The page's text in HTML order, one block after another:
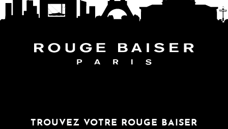
SUIVEZ LE MONDE
TROUVEZ VOTRE ROUGE BAISER